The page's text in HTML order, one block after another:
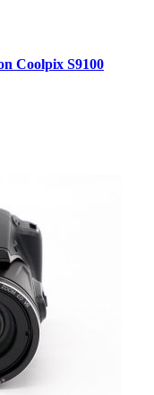
Coolpix S9100